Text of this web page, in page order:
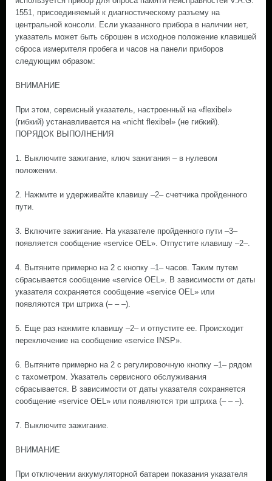
1551, присоединяемый к диагностическому разъему на
центральной консоли. Если указанного прибора в наличии нет,
указатель может быть сброшен в исходное положение клавишей
сброса измерителя пробега и часов на панели приборов
следующим образом:
ВНИМАНИЕ
При этом, сервисный указатель, настроенный на «flexibel»
(гибкий) устанавливается на «nicht flexibel» (не гибкий).
ПОРЯДОК ВЫПОЛНЕНИЯ
1. Выключите зажигание, ключ зажигания – в нулевом
положении.
2. Нажмите и удерживайте клавишу –2– счетчика пройденного
пути.
3. Включите зажигание. На указателе пройденного пути –3–
появляется сообщение «service OEL». Отпустите клавишу –2–.
4. Вытяните примерно на 2 с кнопку –1– часов. Таким путем
сбрасывается сообщение «service OEL». В зависимости от даты
указателя сохраняется сообщение «service OEL» или
появляются три штриха (– – –).
5. Еще раз нажмите клавишу –2– и отпустите ее. Происходит
переключение на сообщение «service INSP».
6. Вытяните примерно на 2 с регулировочную кнопку –1– рядом
с тахометром. Указатель сервисного обслуживания
сбрасывается. В зависимости от даты указателя сохраняется
сообщение «service OEL» или появляются три штриха (– – –).
7. Выключите зажигание.
ВНИМАНИЕ
При отключении аккумуляторной батареи показания указателя